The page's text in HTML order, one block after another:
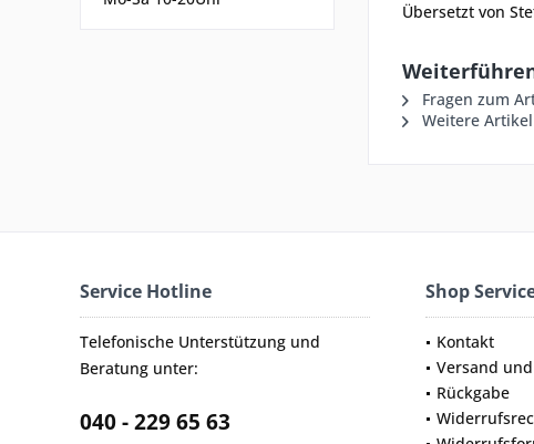
Übersetzt von
Fragen zum
Weitere
Service Hotline
Telefonische Unterstützung und
Beratung unter:
040 - 229 65 63
Shop
Kontakt
Versand
Rückgabe